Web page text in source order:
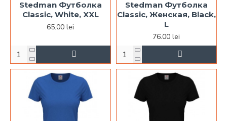
Stedman Футболка
Classic, White, XXL
65.00 lei
Stedman Футболка
Classic, Женская, Black,
L
76.00 lei